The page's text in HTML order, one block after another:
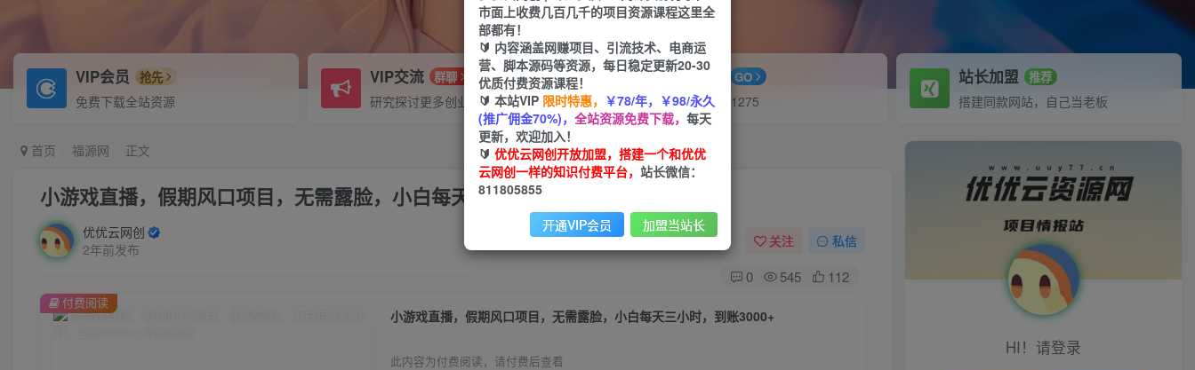
VIP会员 抢先
免费下载全站资源
VIP交流 群聊
研究探讨更多创业项目路子。
APP下载 GO
站长V：hu91275
站长加盟 推荐
搭建同款网站，自己当老板
首页 福源网 正文
小游戏直播，假期风口项目，无需露脸，小白每天三小时，到账3000+
优优云网创
2年前发布
关注 私信
0 545 112
小游戏直播，假期风口项目，无需露脸，小白每天三小时，到账3000+
此内容为付费阅读，请付费后查看
付费阅读
HI！请登录
市面上收费几百几千的项目资源课程这里全
部都有！
🔰 内容涵盖网赚项目、引流技术、电商运
营、脚本源码等资源，每日稳定更新20-30
优质付费资源课程！
🔰 本站VIP 限时特惠， ￥78/年，￥98/永久
(推广佣金70%)， 全站资源免费下载， 每天
更新，欢迎加入！
🔰 优优云网创开放加盟，搭建一个和优优
云网创一样的知识付费平台， 站长微信：
811805855
开通VIP会员 加盟当站长